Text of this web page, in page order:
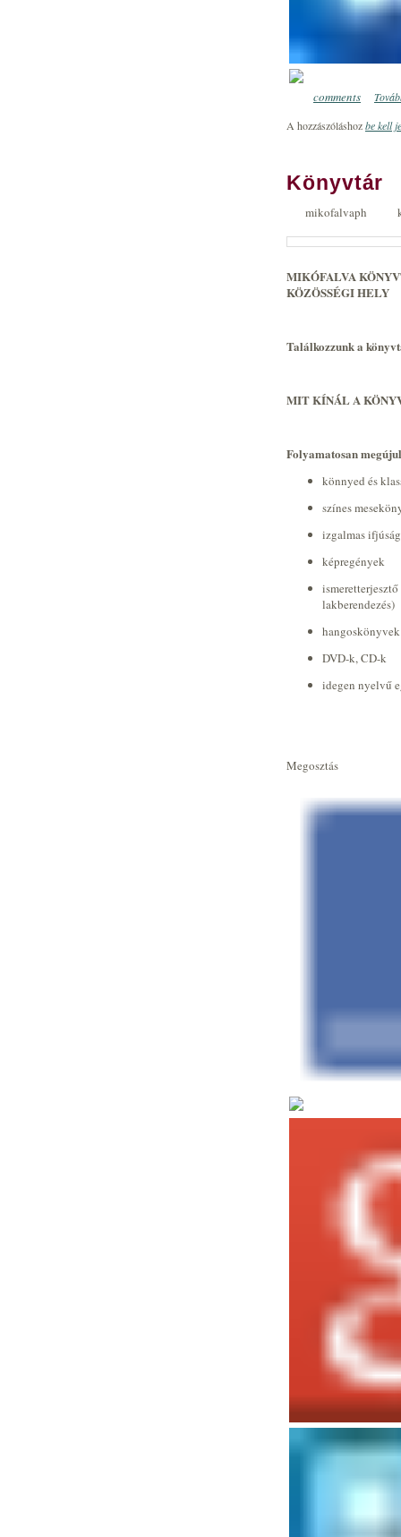
comments
A hozzászóláshozbe kell
Könyvtár
mikofalvaph
MIKÓFALVA
KÖZÖSSÉGI HELY
Találkozzunk a
MIT KÍNÁL A
Folyamatosan
könnyed és
színes
izgalmas
képregények
lakberendezés)
hangoskönyvek
DVD-k, CD-k
idegen nyelvű
Megosztás